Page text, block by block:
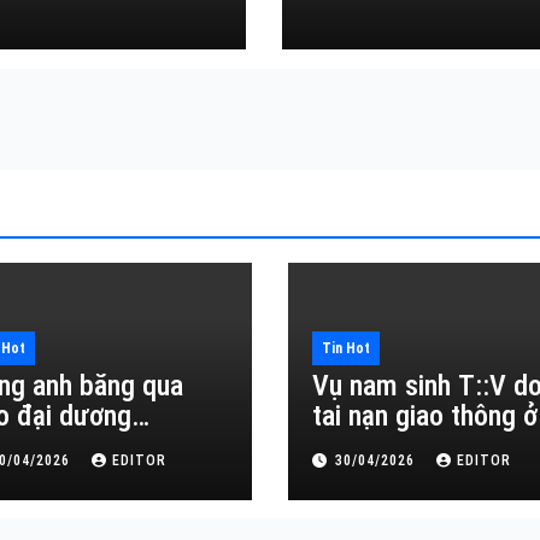
anh băng qua
đại dương…
04/2026 EDITOR
Tin Hot
Vụ nam sinh T::V
tai nạn giao thông ở
Đắk Lắk
30/04/2026 EDITOR